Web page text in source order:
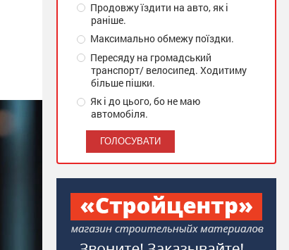
Продовжу їздити на авто, як і
раніше.
Максимально обмежу поїздки.
Пересяду на громадський
транспорт/ велосипед. Ходитиму
більше пішки.
Як і до цього, бо не маю
автомобіля.